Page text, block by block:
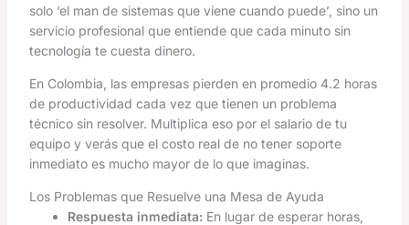
solo ‘el man de sistemas que viene cuando puede’, sino un
servicio profesional que entiende que cada minuto sin
tecnología te cuesta dinero.
En Colombia, las empresas pierden en promedio 4.2 horas
de productividad cada vez que tienen un problema
técnico sin resolver. Multiplica eso por el salario de tu
equipo y verás que el costo real de no tener soporte
inmediato es mucho mayor de lo que imaginas.
Los Problemas que Resuelve una Mesa de Ayuda
Respuesta inmediata: En lugar de esperar horas,